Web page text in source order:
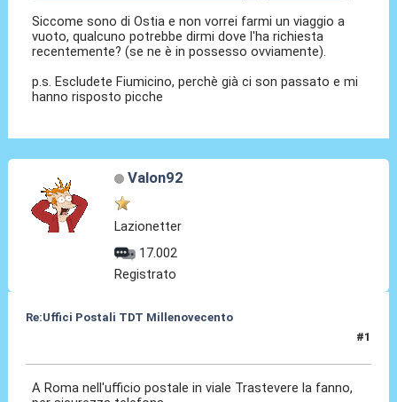
Siccome sono di Ostia e non vorrei farmi un viaggio a
vuoto, qualcuno potrebbe dirmi dove l'ha richiesta
recentemente? (se ne è in possesso ovviamente).
p.s. Escludete Fiumicino, perchè già ci son passato e mi
hanno risposto picche
Valon92
Lazionetter
17.002
Registrato
Re:Uffici Postali TDT Millenovecento
#1
A Roma nell'ufficio postale in viale Trastevere la fanno,